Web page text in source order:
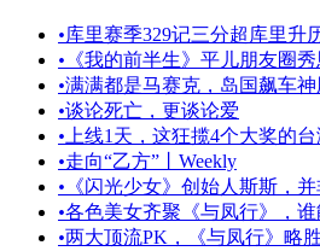
•库里赛季329记三分超库里升
• 《我的前半生》平儿朋友圈
•满满都是马赛克，岛国飙车神
•谈论死亡，更谈论爱
• 上线1天，这狂揽4个大奖的
•走向“乙方”丨Weekly
• 《闪光少女》创始人斯斯，
•各色美女齐聚《与凤行》，
•两大顶流PK，《与凤行》略